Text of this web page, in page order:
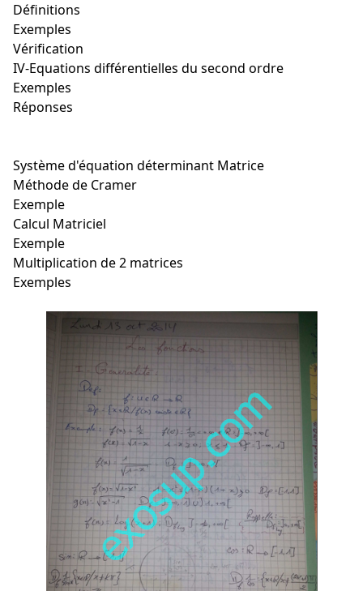
Définitions
Exemples
Vérification
IV-Equations différentielles du second ordre
Exemples
Réponses
Système d'équation déterminant Matrice
Méthode de Cramer
Exemple
Calcul Matriciel
Exemple
Multiplication de 2 matrices
Exemples